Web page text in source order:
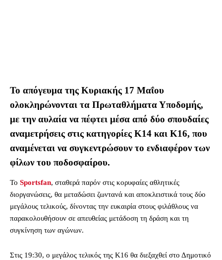
Το απόγευμα της Κυριακής 17 Μαΐου
ολοκληρώνονται τα Πρωταθλήματα Υποδομής,
με την αυλαία να πέφτει μέσα από δύο σπουδαίες
αναμετρήσεις στις κατηγορίες Κ14 και Κ16, που
αναμένεται να συγκεντρώσουν το ενδιαφέρον των
φίλων του ποδοσφαίρου.
Το Sportsfan, σταθερά παρόν στις κορυφαίες αθλητικές
διοργανώσεις, θα μεταδώσει ζωντανά και αποκλειστικά τους δύο
μεγάλους τελικούς, δίνοντας την ευκαιρία στους φιλάθλους να
παρακολουθήσουν σε απευθείας μετάδοση τη δράση και τη
συγκίνηση των αγώνων.
Στις 19:30, ο μεγάλος τελικός της Κ16 θα διεξαχθεί στο Δημοτικό